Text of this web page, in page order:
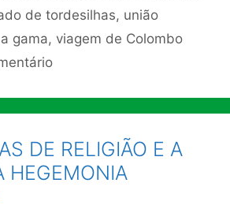
de tordesilhas, união
gama, viagem de Colombo
DE RELIGIÃO E A
HEGEMONIA